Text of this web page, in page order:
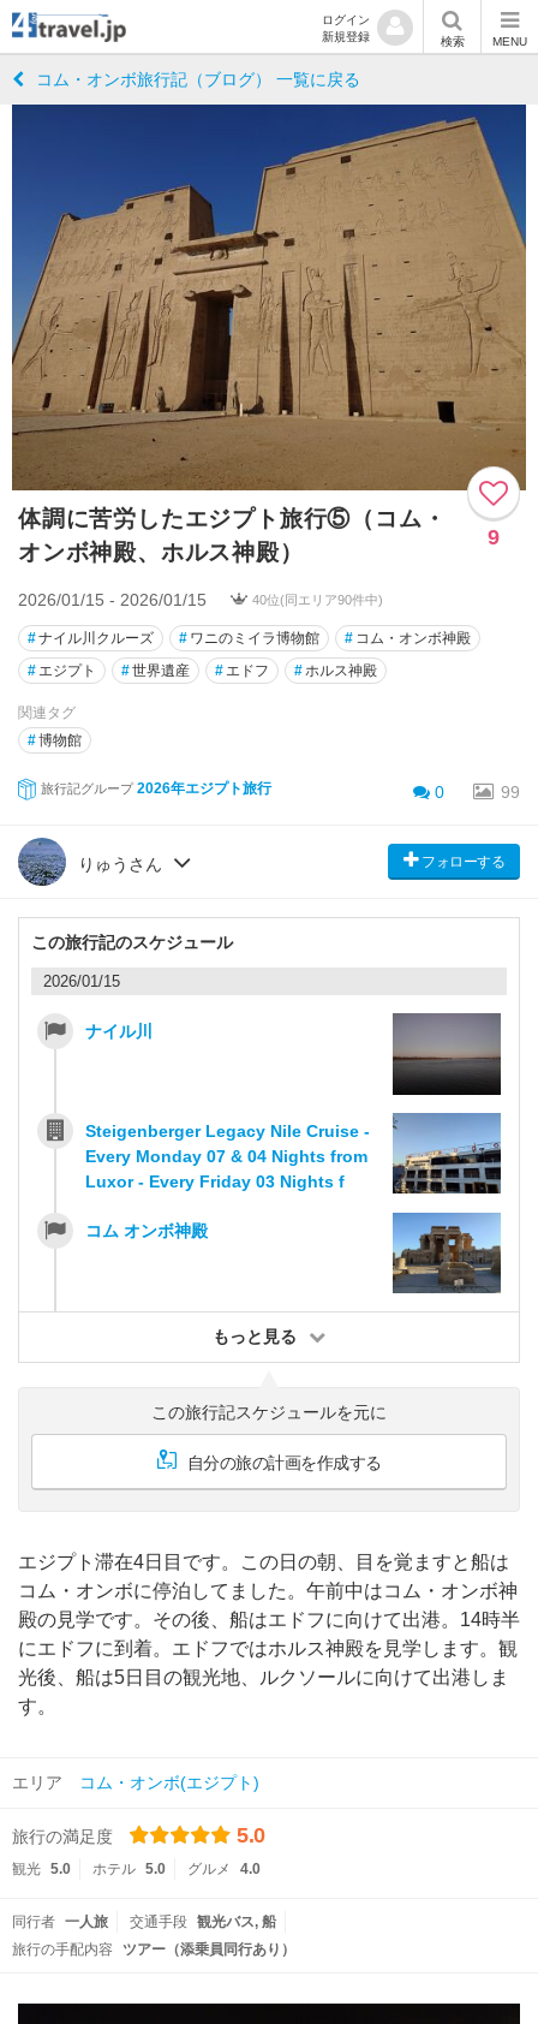
ログイン
新規登録
検索 MENU
コム・オンボ旅行記（ブログ） 一覧に戻る
体調に苦労したエジプト旅行⑤（コム・
オンボ神殿、ホルス神殿）
9
2026/01/15 - 2026/01/15 40位(同エリア90件中)
#ナイル川クルーズ # ワニのミイラ博物館 # コム・オンボ神殿
# エジプト #世界遺産 # エドフ #ホルス神殿
関連タグ
#博物館
旅行記グループ 2026年エジプト旅行 0 99
りゅうさん フォローする
この旅行記のスケジュール
2026/01/15
ナイル川
Steigenberger Legacy Nile Cruise -
Every Monday 07 & 04 Nights from
Luxor - Every Friday 03 Nights f
コム オンボ神殿
もっと見る
この旅行記スケジュールを元に
自分の旅の計画を作成する
エジプト滞在4日目です。この日の朝、目を覚ますと船は
コム・オンボに停泊してました。午前中はコム・オンボ神
殿の見学です。その後、船はエドフに向けて出港。14時半
にエドフに到着。エドフではホルス神殿を見学します。観
光後、船は5日目の観光地、ルクソールに向けて出港しま
す。
エリア コム・オンボ(エジプト)
旅行の満足度 5.0
観光 5.0 ホテル 5.0 グルメ 4.0
同行者 一人旅 交通手段 観光バス 船
旅行の手配内容
ツアー（添乗員同行あり）